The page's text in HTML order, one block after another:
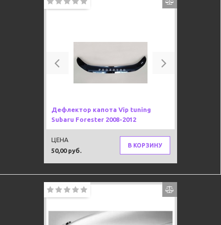
Previous
Дефлектор капота Vip tuning
Subaru Forester 2008-2012
50,00 руб.
ЦЕНА
В КОРЗИНУ